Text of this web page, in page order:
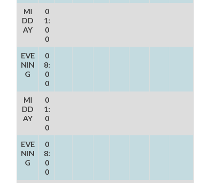
MI
DD
AY
0
1:
0
0
EVE
NIN
G
0
8:
0
0
MI
DD
AY
0
1:
0
0
EVE
NIN
G
0
8:
0
0